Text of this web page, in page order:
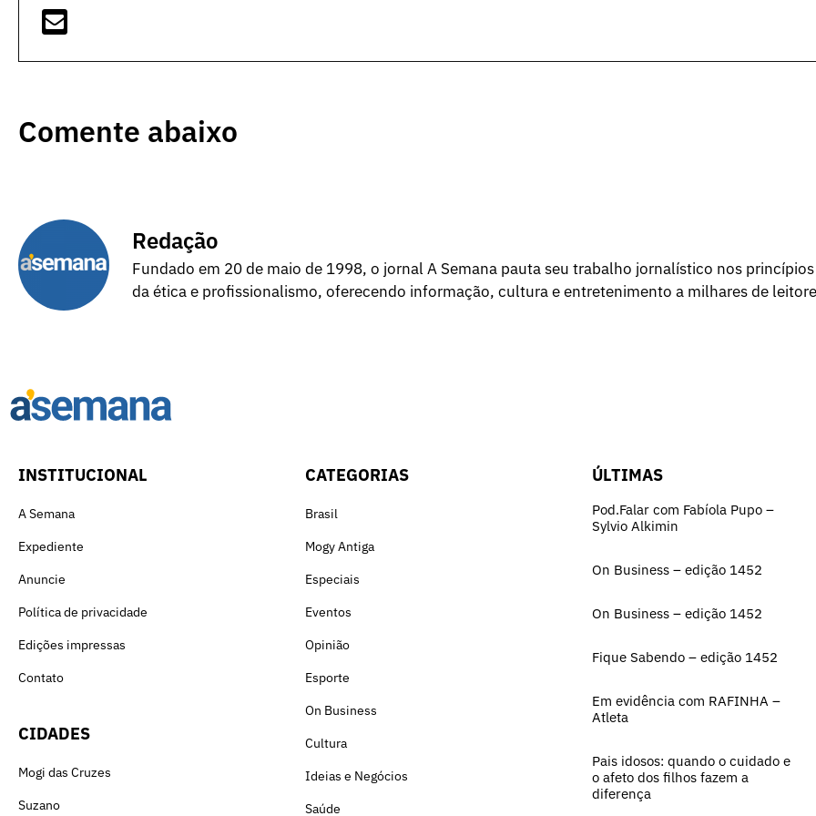
Comente abaixo
Redação
Fundado em 20 de maio de 1998, o jornal A Semana pauta seu trabalho jornalístico nos princípios
da ética e profissionalismo, oferecendo informação, cultura e entretenimento a milhares de
INSTITUCIONAL
A Semana
Expediente
Anuncie
Política de privacidade
Edições impressas
Contato
CIDADES
Mogi das Cruzes
Suzano
CATEGORIAS
Brasil
Mogy Antiga
Especiais
Eventos
Opinião
Esporte
On Business
Cultura
Ideias e Negócios
Saúde
ÚLTIMAS
Pod.Falar com Fabíola Pupo –
Sylvio Alkimin
On Business – edição 1452
On Business – edição 1452
Fique Sabendo – edição 1452
Em evidência com RAFINHA –
Atleta
Pais idosos: quando o cuidado e
o afeto dos filhos fazem a
diferença